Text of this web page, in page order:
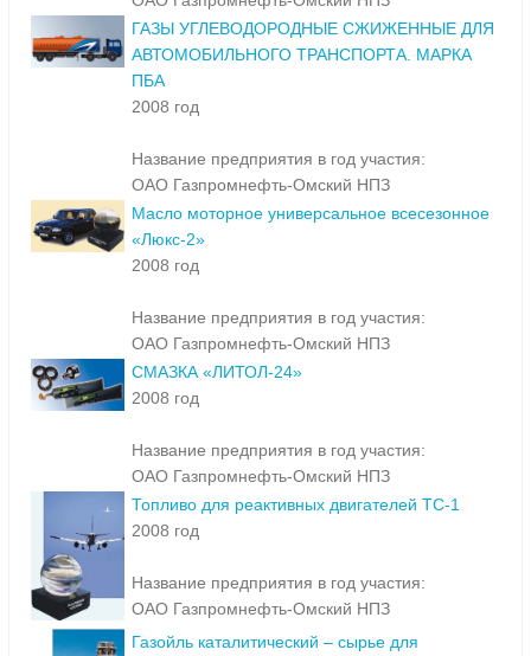
ГАЗЫ УГЛЕВОДОРОДНЫЕ СЖИЖЕННЫЕ ДЛЯ
АВТОМОБИЛЬНОГО ТРАНСПОРТА. МАРКА
ПБА
2008 год
Название предприятия в год участия:
ОАО Газпромнефть-Омский НПЗ
Масло моторное универсальное всесезонное
«Люкс-2»
2008 год
Название предприятия в год участия:
ОАО Газпромнефть-Омский НПЗ
СМАЗКА «ЛИТОЛ-24»
2008 год
Название предприятия в год участия:
ОАО Газпромнефть-Омский НПЗ
Топливо для реактивных двигателей ТС-1
2008 год
Название предприятия в год участия:
ОАО Газпромнефть-Омский НПЗ
Газойль каталитический – сырье для